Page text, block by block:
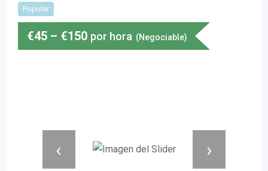
Popular
€45 – €150 por hora (Negociable)
‹ ›